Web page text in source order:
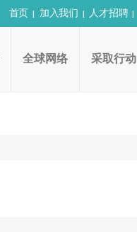
首页 加入我们 人才招聘
全球网络 采取行动